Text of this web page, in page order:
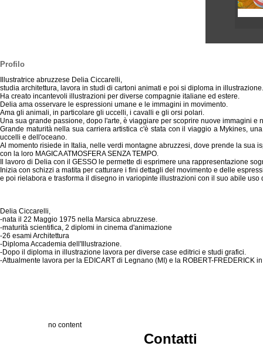
Profilo
Illustratrice abruzzese Delia Ciccarelli,
studia architettura, lavora in studi di cartoni animati e poi si diploma in illustrazione.
Ha creato incantevoli illustrazioni per diverse compagnie italiane ed estere.
Delia ama osservare le espressioni umane e le immagini in movimento.
Ama gli animali, in particolare gli uccelli, i cavalli e gli orsi polari.
Una sua grande passione, dopo l'arte, è viaggiare per scoprire nuove immagini e
Grande maturità nella sua carriera artistica c'è stata con il viaggio a Mykines,
uccelli e dell'oceano.
Al momento risiede in Italia, nelle verdi montagne abruzzesi, dove prende la sua
con la loro MAGICA ATMOSFERA SENZA TEMPO.
Il lavoro di Delia con il GESSO le permette di esprimere una rappresentazione
Inizia con schizzi a matita per catturare i fini dettagli del movimento e delle
e poi rielabora e trasforma il disegno in variopinte illustrazioni con il suo abile uso
Delia Ciccarelli,
-nata il 22 Maggio 1975 nella Marsica abruzzese.
-maturità scientifica, 2 diplomi in cinema d'animazione
-26 esami Architettura
-Diploma Accademia dell'Illustrazione.
-Dopo il diploma in illustrazione lavora per diverse case editrici e studi grafici.
-Attualmente lavora per la EDICART di Legnano (MI) e la ROBERT-
no content
Contatti